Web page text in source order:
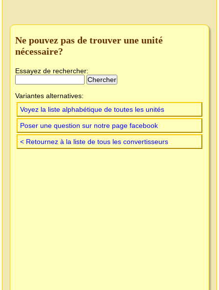
Ne pouvez pas de trouver une unité
nécessaire?
Essayez de rechercher:
Variantes alternatives:
Voyez la liste alphabétique de toutes les unités
Poser une question sur notre page facebook
< Retournez à la liste de tous les convertisseurs